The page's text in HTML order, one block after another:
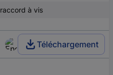
raccord à vis
Téléchargement